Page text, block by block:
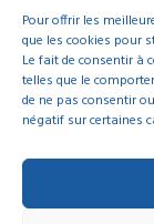
Pour offrir les
que les cookies pour
Le fait de consentir à
telles que le
de ne pas consentir
négatif sur certaines
Index Égalité
© 2025 La Ligue de